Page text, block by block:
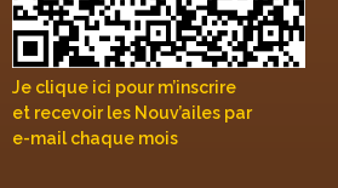
Je clique ici pour m’inscrire
et recevoir les Nouv’ailes par
e-mail chaque mois